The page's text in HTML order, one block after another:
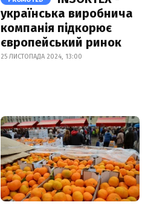
українська виробнича
компанія підкорює
європейський ринок
25 ЛИСТОПАДА 2024, 13:00